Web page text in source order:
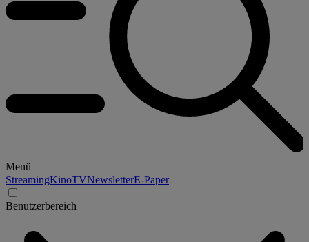
Menü
StreamingKinoTVNewsletterE-Paper
Benutzerbereich